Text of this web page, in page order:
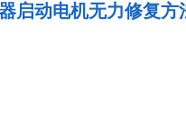
启动电机无力修复方